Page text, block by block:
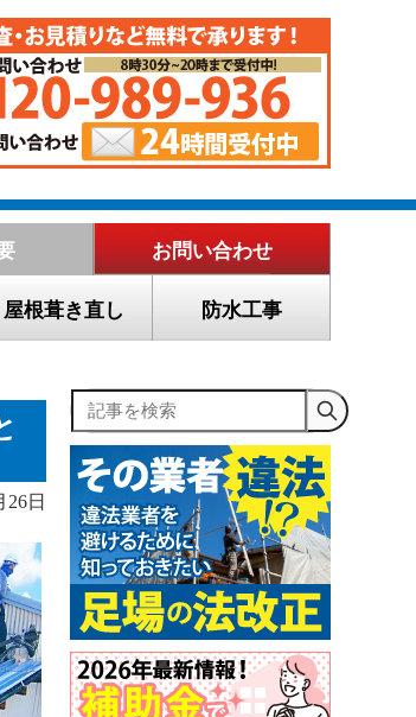
お問い合わせ
屋根葺き直し 防水工事
26日
記事を検索